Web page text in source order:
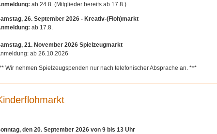
ab 24.8. (Mitglieder bereits ab 17.8.)
26. September 2026 - Kreativ-(Floh)markt
ab 17.8.
21. November 2026 Spielzeugmarkt
ab 26.10.2026
Wir nehmen Spielzeugspenden nur nach telefonischer Absprache an. ***
den 20. September 2026 von 9 bis 13 Uhr